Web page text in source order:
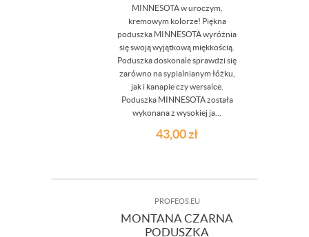
MINNESOTA w uroczym,
kremowym kolorze! Piękna
poduszka MINNESOTA wyróżnia
się swoją wyjątkową miękkością.
Poduszka doskonale sprawdzi się
zarówno na sypialnianym łóżku,
jak i kanapie czy wersalce.
Poduszka MINNESOTA została
wykonana z wysokiej ja...
43,00zł
PROFEOS.EU
MONTANA CZARNA
PODUSZKA